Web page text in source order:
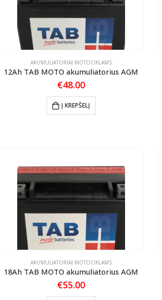
AKUMULIATORIAI MOTOCIKLAMS
12Ah TAB MOTO akumuliatorius AGM
€48.00
Į KREPŠELĮ
AKUMULIATORIAI MOTOCIKLAMS
18Ah TAB MOTO akumuliatorius AGM
€55.00